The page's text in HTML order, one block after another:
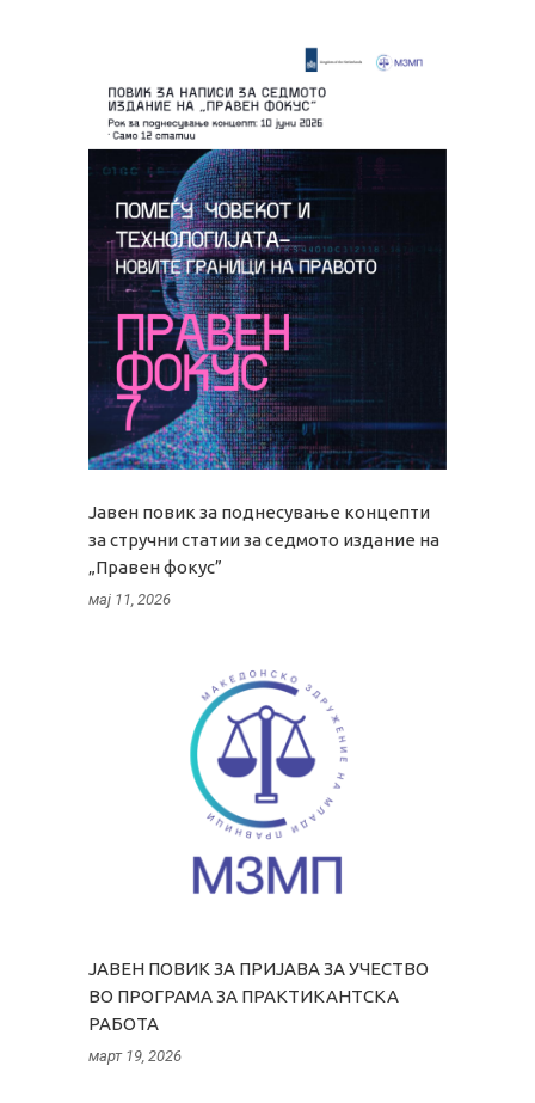
Јавен повик за поднесување концепти
за стручни статии за седмото издание на
„Правен фокус”
мај 11, 2026
ЈАВЕН ПОВИК ЗА ПРИЈАВА ЗА УЧЕСТВО
ВО ПРОГРАМА ЗА ПРАКТИКАНТСКА
РАБОТА
март 19, 2026